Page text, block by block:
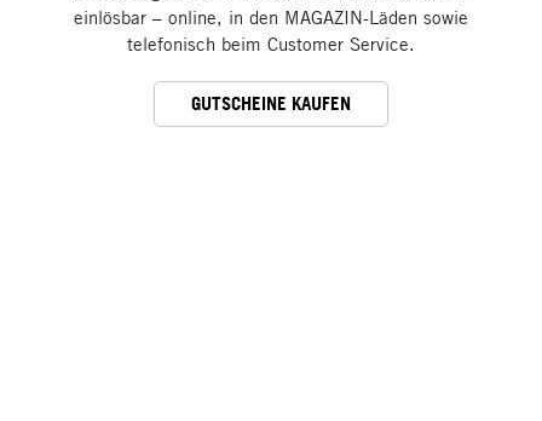
einlösbar – online, in den MAGAZIN-Läden sowie
telefonisch beim Customer Service.
GUTSCHEINE KAUFEN